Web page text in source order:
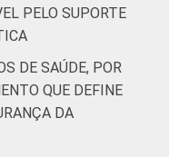
PELO SUPORTE
DE SAÚDE, POR
QUE DEFINE
DA